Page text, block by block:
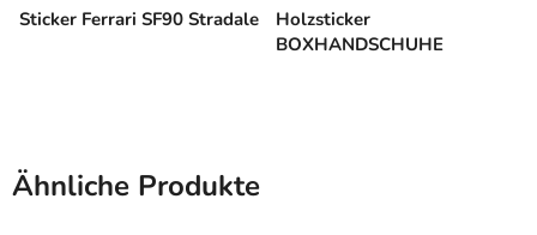
Sticker Ferrari SF90 Stradale
Holzsticker
BOXHANDSCHUHE
Ähnliche Produkte